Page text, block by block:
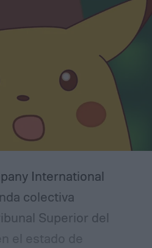
International
colectiva
Superior del
el estado de